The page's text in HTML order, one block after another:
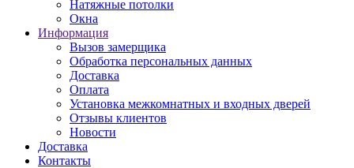
Натяжные потолки
Окна
Информация
Вызов замерщика
Обработка персональных данных
Доставка
Оплата
Установка межкомнатных и входных дверей
Отзывы клиентов
Новости
Доставка
Контакты